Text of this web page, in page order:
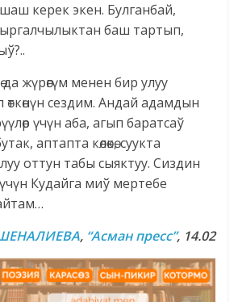
керек экен. Булганбай,
баш тартып,
да жүрөгүм менен бир улуу
сездим. Андай адамдын
үчүн аба, агып баратсаў
аптапта көлөкө, суукта
оттун табы сыяктуу. Сиздин
үчүн Кудайга миў мертебе
, “Асман пресс”, 14.02